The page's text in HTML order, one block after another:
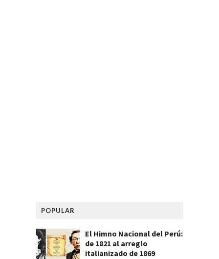
POPULAR
El Himno Nacional del Perú:
de 1821 al arreglo
italianizado de 1869